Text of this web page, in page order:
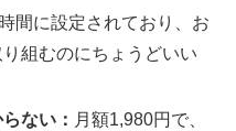
間に設定されており、お
組むのにちょうどいい
ない： 月額1,980円で、